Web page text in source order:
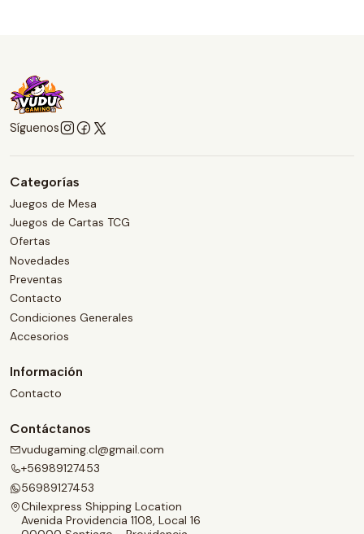
Síguenos
Categorías
Juegos de Mesa
Juegos de Cartas TCG
Ofertas
Novedades
Preventas
Contacto
Condiciones Generales
Accesorios
Información
Contacto
Contáctanos
vudugaming.cl@gmail.com
+56989127453
56989127453
Chilexpress Shipping Location
Avenida Providencia 1108, Local 16